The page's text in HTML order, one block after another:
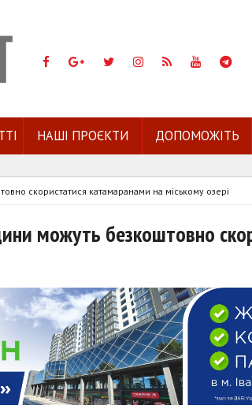
НАШІ ПРОЄКТИ ДОПОМОЖІТЬ
скористатися катамаранами на міському озері
можуть безкоштовно